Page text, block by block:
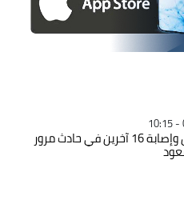
وفاة شخص وإصابة 16 آخرين في حادث مرور